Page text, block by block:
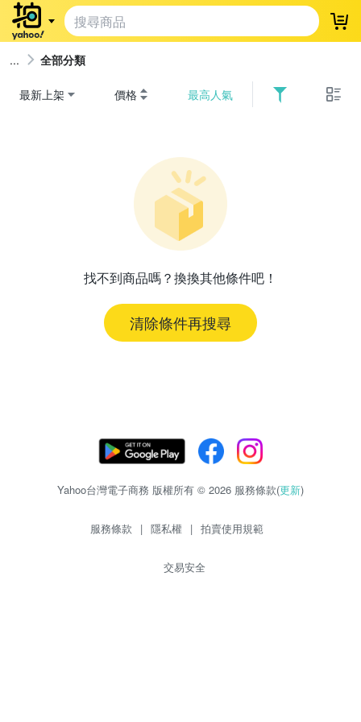
登
全部分類
最新上架 價格 最高人氣
找不到商品嗎？換換其他條件吧！
清除條件再搜尋
Yahoo台灣電子商務 版權所有 © 2026 服務條款(更新)
服務條款 | 隱私權 | 拍賣使用規範
交易安全